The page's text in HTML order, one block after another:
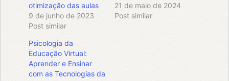
otimização das aulas
9 de junho de 2023
Post similar
21 de maio de 2024
Post similar
Psicologia da
Educação Virtual:
Aprender e Ensinar
com as Tecnologias da